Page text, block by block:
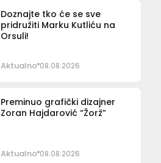
Doznajte tko će se sve
pridružiti Marku Kutliću na
Orsuli!
Aktualno 08.08.2026
Preminuo grafički dizajner
Zoran Hajdarović “Žorž”
Aktualno 08.08.2026